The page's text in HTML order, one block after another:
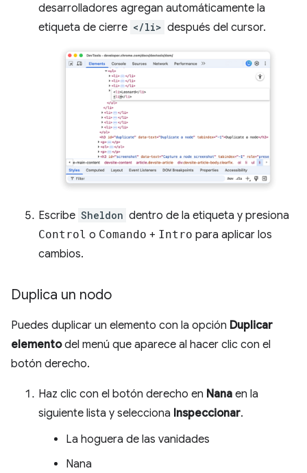
desarrolladores agregan automáticamente la
etiqueta de cierre </li> después del cursor.
Escribe Sheldon dentro de la etiqueta y presiona
Control o Comando + Intro para aplicar los
cambios.
Duplica un nodo
Puedes duplicar un elemento con la opción Duplicar
elementodel menú que aparece al hacer clic con el
botón derecho.
Haz clic con el botón derecho en Nana en la
siguiente lista y selecciona Inspeccionar.
La hoguera de las vanidades
Nana